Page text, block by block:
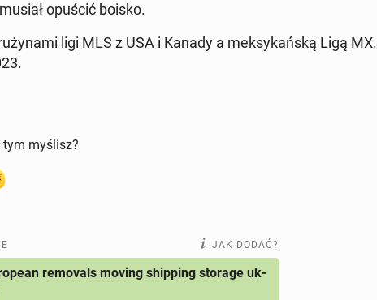
opuścić boisko.
ligi MLS z USA i Kanady a mek­sy­kań­ską Ligą MX.
tym myślisz?
JAK DODAĆ?
removals moving shipping storage uk-